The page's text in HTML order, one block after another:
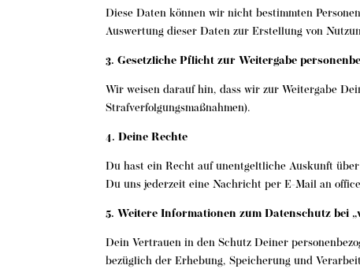
Diese Daten können wir nicht bestimmten
Auswertung dieser Daten zur Erstellung von
3. Gesetzliche Pflicht zur Weitergabe
Wir weisen darauf hin, dass wir zur Weitergabe
Strafverfolgungsmaßnahmen).
4. Deine Rechte
Du hast ein Recht auf unentgeltliche Auskunft
Du uns jederzeit eine Nachricht per E-Mail an
5. Weitere Informationen zum Datenschutz bei
Dein Vertrauen in den Schutz Deiner
bezüglich der Erhebung, Speicherung und